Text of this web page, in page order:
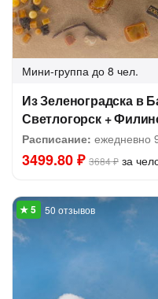
Мини-группа до 8 чел.
Из Зеленоградска в
Светлогорск +
Расписание: ежедневно
3499.80 ₽ 3684 ₽ за
50 отзывов